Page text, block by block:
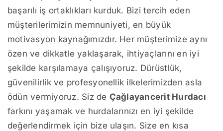
başarılı iş ortaklıkları kurduk. Bizi tercih eden
müşterilerimizin memnuniyeti, en büyük
motivasyon kaynağımızdır. Her müşterimize aynı
özen ve dikkatle yaklaşarak, ihtiyaçlarını en iyi
şekilde karşılamaya çalışıyoruz. Dürüstlük,
güvenilirlik ve profesyonellik ilkelerimizden asla
ödün vermiyoruz. Siz de Çağlayancerit Hurdacı
farkını yaşamak ve hurdalarınızı en iyi şekilde
değerlendirmek için bize ulaşın. Size en kısa